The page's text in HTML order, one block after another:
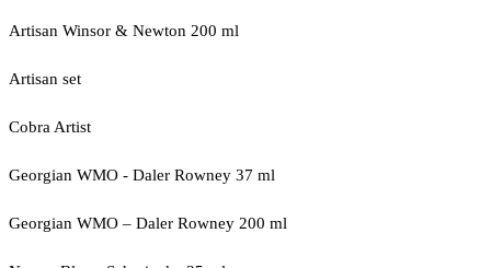
Artisan Winsor & Newton 200 ml
Artisan set
Cobra Artist
Georgian WMO - Daler Rowney 37 ml
Georgian WMO – Daler Rowney 200 ml